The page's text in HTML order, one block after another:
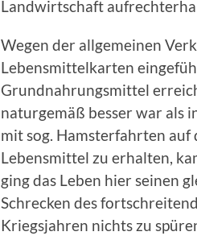
Landwirtschaft
Wegen der allgemeinen
Lebensmittelkarten
Grundnahrungsmittel
naturgemäß besser war als
mit sog. Hamsterfahrten auf
Lebensmittel zu erhalten,
ging das Leben hier seinen
Schrecken des
Kriegsjahren nichts zu